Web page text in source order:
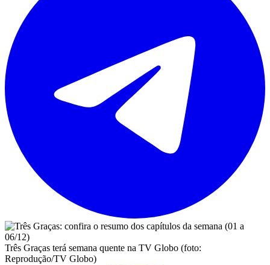
Três Graças terá semana quente na TV Globo (foto:
Reprodução/TV Globo)